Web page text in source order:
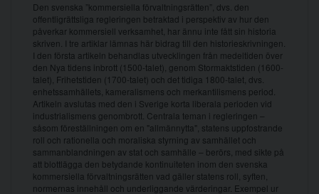
Den svenska ”kommersiella förvaltningsrätten”, dvs. den
offentligrättsliga regleringen betraktad i perspektiv av hur den
påverkar kommersiell verksamhet, har ännu inte fått sin historia
skriven. I tre artiklar lämnas här bidrag till den historieskrivningen.
I den första artikeln behandlas utvecklingen från medeltiden över
den Nya tidens inbrott (1500-talet), genom Stormaktstiden (1600-
talet), Frihetstiden (1700-talet) och det tidiga 1800-talet, dvs.
enhetssamhällets, kameralismens och merkantilismens period.
Artikeln avslutas med den i Sverige korta liberala perioden vid
industrialismens genombrott. Centrala teman i regleringen –
såsom föreställningen om en "allmännytta", statens uppfostrande
roll och rationella och moraliska styrning av samhället och
sammanblandningen av stat och samhälle – berörs, med sikte på
att blottlägga den betydande kontinuiteten inom den svenska
kommersiella förvaltningsrätten vad gäller statens roll, syften,
normernas innehåll och underliggande värderingar. Exempel ur